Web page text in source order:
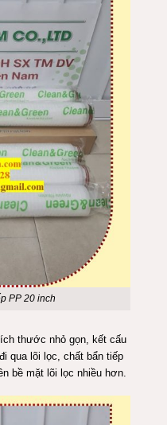
PP 20 inch
thước nhỏ gọn, kết cấu
qua lõi lọc, chất bẩn tiếp
bề mặt lõi lọc nhiều hơn.